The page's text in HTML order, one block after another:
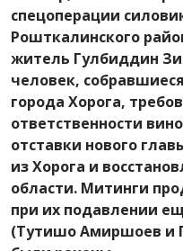
спецоперации
Рошткалинского
житель Гулбиддин
человек,
города Хорога,
ответственности
отставки нового
из Хорога и
области. Митинги
при их подавлении
(Тутишо Амиршоев и